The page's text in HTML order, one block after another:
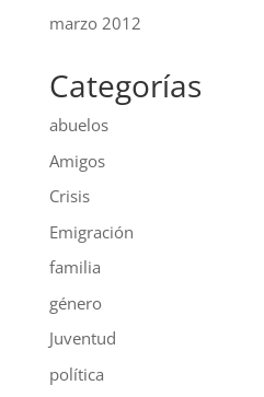
marzo 2012
Categorías
abuelos
Amigos
Crisis
Emigración
familia
género
Juventud
política